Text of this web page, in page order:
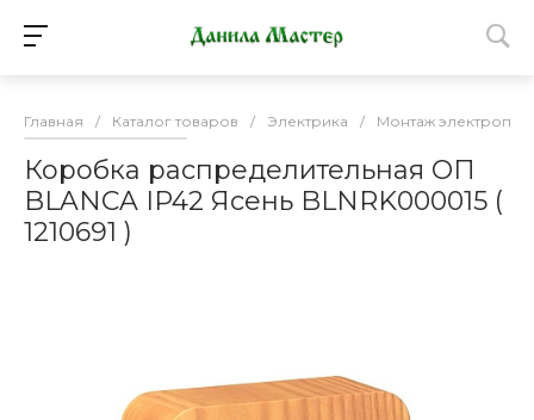
Главная / Каталог товаров / Электрика / Монтаж
Коробка распределительная ОП
BLANCA IP42 Ясень BLNRK000015 (
1210691 )